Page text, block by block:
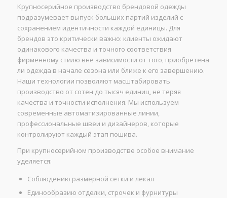
Крупносерийное производство брендовой одежды
подразумевает выпуск больших партий изделий с
сохранением идентичности каждой единицы. Для
брендов это критически важно: клиенты ожидают
одинакового качества и точного соответствия
фирменному стилю вне зависимости от того, приобретена
ли одежда в начале сезона или ближе к его завершению.
Наши технологии позволяют масштабировать
производство от сотен до тысяч единиц, не теряя
качества и точности исполнения. Мы используем
современные автоматизированные линии,
профессиональные швеи и дизайнеров, которые
контролируют каждый этап пошива.
При крупносерийном производстве особое внимание
уделяется:
Соблюдению размерной сетки и лекал
Единообразию отделки, строчек и фурнитуры